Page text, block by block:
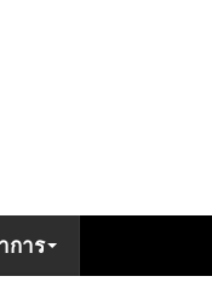
การ